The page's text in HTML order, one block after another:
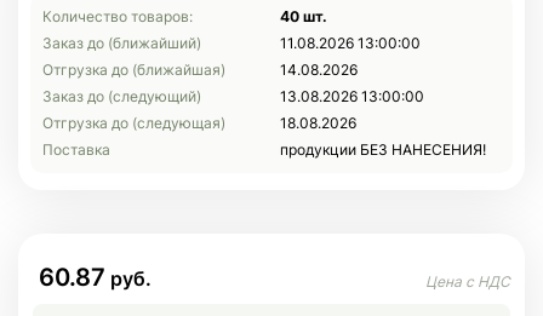
Количество товаров:
40 шт.
Заказ до (ближайший)
11.08.2026 13:00:00
Отгрузка до (ближайшая)
14.08.2026
Заказ до (следующий)
13.08.2026 13:00:00
Отгрузка до (следующая)
18.08.2026
Поставка
продукции БЕЗ НАНЕСЕНИЯ!
60.87